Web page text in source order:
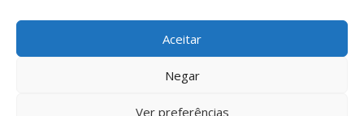
Aceitar
Negar
Ver preferências
Portal EldoGomes.com.br | Entre os Blogs mais lidos de Brasília/DF. |